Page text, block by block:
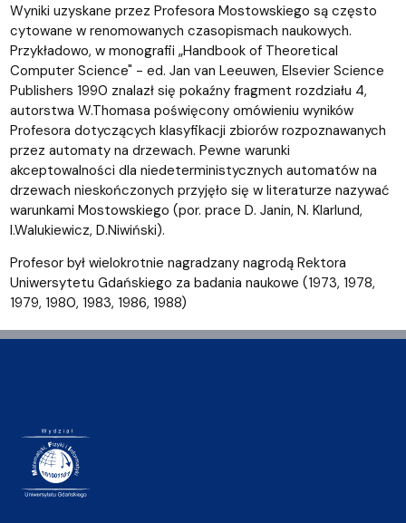
Wyniki uzyskane przez Profesora Mostowskiego są często
cytowane w renomowanych czasopismach naukowych.
Przykładowo, w monografii „Handbook of Theoretical
Computer Science" - ed. Jan van Leeuwen, Elsevier Science
Publishers 1990 znalazł się pokaźny fragment rozdziału 4,
autorstwa W.Thomasa poświęcony omówieniu wyników
Profesora dotyczących klasyfikacji zbiorów rozpoznawanych
przez automaty na drzewach. Pewne warunki
akceptowalności dla niedeterministycznych automatów na
drzewach nieskończonych przyjęło się w literaturze nazywać
warunkami Mostowskiego (por. prace D. Janin, N. Klarlund,
I.Walukiewicz, D.Niwiński).
Profesor był wielokrotnie nagradzany nagrodą Rektora
Uniwersytetu Gdańskiego za badania naukowe (1973, 1978,
1979, 1980, 1983, 1986, 1988)